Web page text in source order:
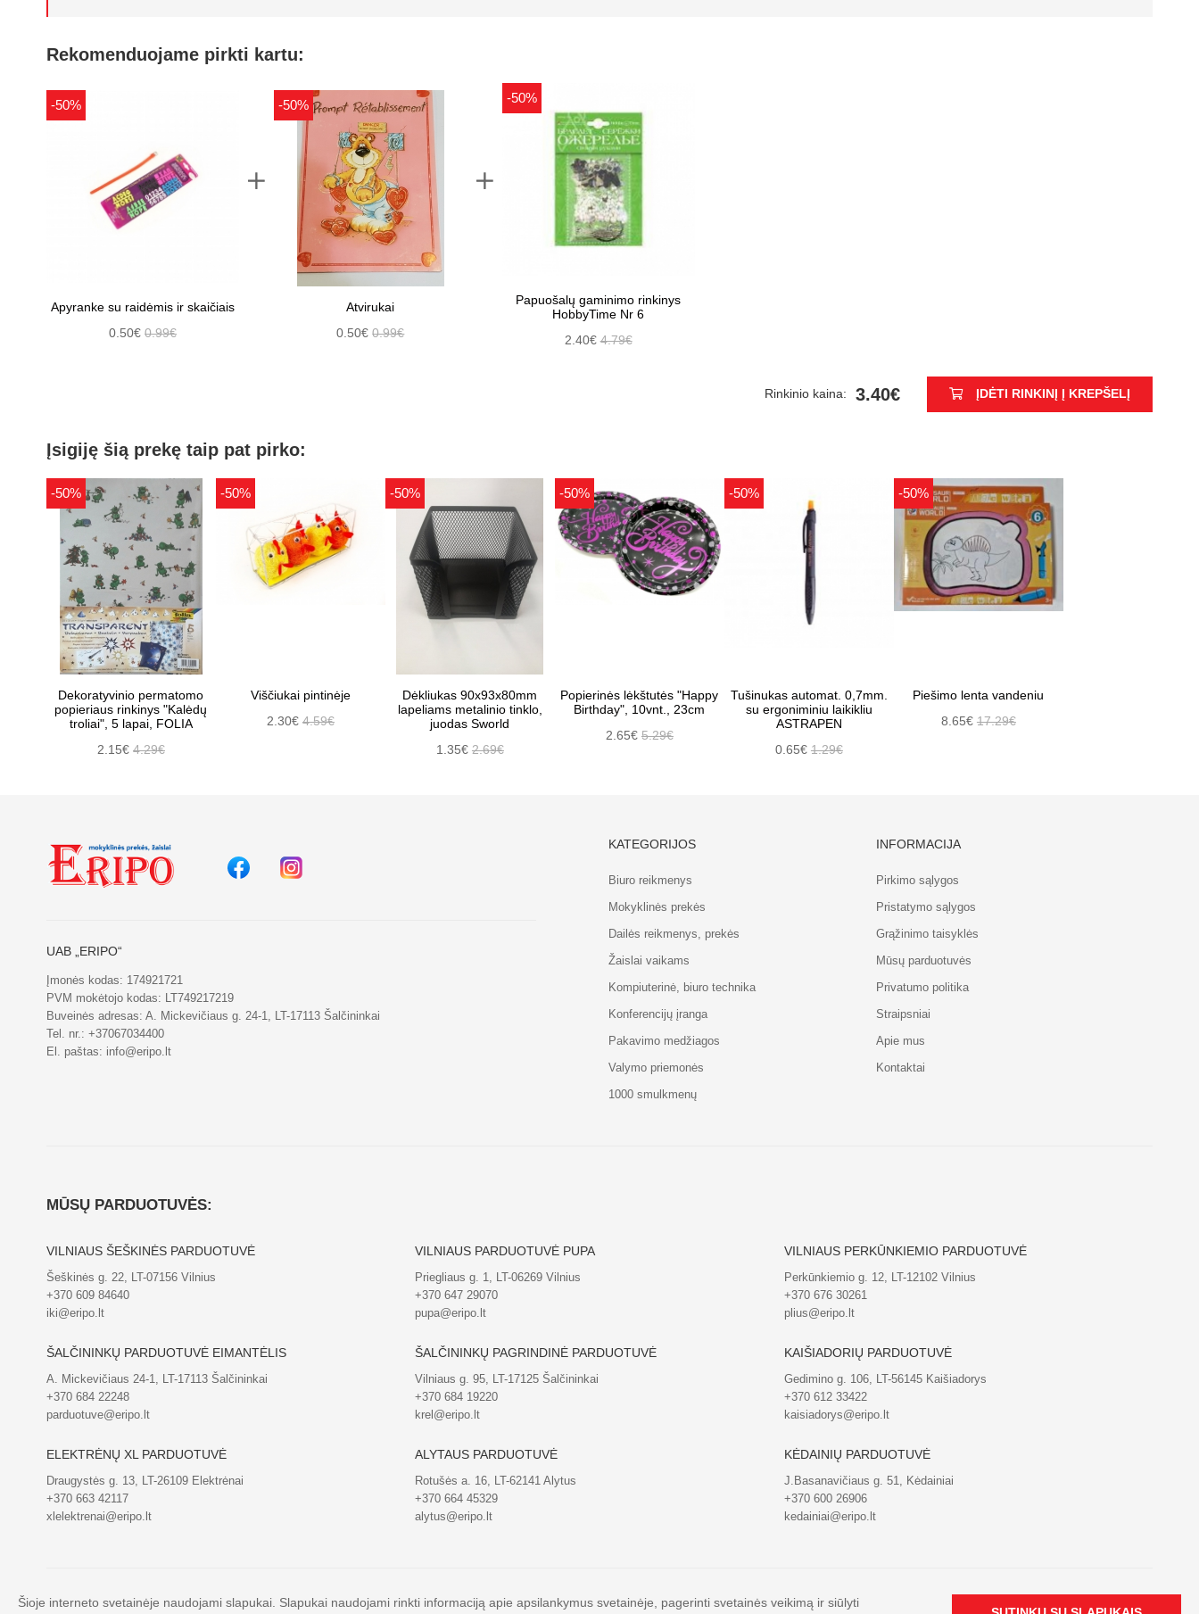
Rekomenduojame pirkti kartu:
-50%
Apyranke su raidėmis ir skaičiais
0.50€0.99€
-50%
Atvirukai
0.50€0.99€
-50%
Papuošalų gaminimo rinkinys
HobbyTime Nr 6
2.40€4.79€
Rinkinio kaina: 3.40€ ĮDĖTI RINKINĮ Į KREPŠELĮ
Įsigiję šią prekę taip pat pirko:
-50%
Dekoratyvinio permatomo
popieriaus rinkinys "Kalėdų
troliai", 5 lapai, FOLIA
2.15€ 4.29€
-50%
Viščiukai pintinėje
2.30€ 4.59€
-50%
Dėkliukas 90x93x80mm
lapeliams metalinio tinklo,
juodas Sworld
1.35€ 2.69€
-50%
Popierinės lėkštutės "Happy
Birthday", 10vnt., 23cm
2.65€ 5.29€
-50%
Tušinukas automat. 0,7mm.
su ergoniminiu laikikliu
ASTRAPEN
0.65€ 1.29€
-50%
Piešimo lenta vandeniu
8.65€ 17.29€
UAB „ERIPO“
Įmonės kodas: 174921721
PVM mokėtojo kodas: LT749217219
Buveinės adresas: A. Mickevičiaus g. 24-1, LT-17113 Šalčininkai
Tel. nr.: +37067034400
El. paštas: info@eripo.lt
KATEGORIJOS
Biuro reikmenys
Mokyklinės prekės
Dailės reikmenys, prekės
Žaislai vaikams
Kompiuterinė, biuro technika
Konferencijų įranga
Pakavimo medžiagos
Valymo priemonės
1000 smulkmenų
INFORMACIJA
Pirkimo sąlygos
Pristatymo sąlygos
Grąžinimo taisyklės
Mūsų parduotuvės
Privatumo politika
Straipsniai
Apie mus
Kontaktai
MŪSŲ PARDUOTUVĖS:
VILNIAUS ŠEŠKINĖS PARDUOTUVĖ
Šeškinės g. 22, LT-07156 Vilnius
+370 609 84640
iki@eripo.lt
VILNIAUS PARDUOTUVĖ PUPA
Priegliaus g. 1, LT-06269 Vilnius
+370 647 29070
pupa@eripo.lt
VILNIAUS PERKŪNKIEMIO PARDUOTUVĖ
Perkūnkiemio g. 12, LT-12102 Vilnius
+370 676 30261
plius@eripo.lt
ŠALČININKŲ PARDUOTUVĖ EIMANTĖLIS
A. Mickevičiaus 24-1, LT-17113 Šalčininkai
+370 684 22248
parduotuve@eripo.lt
ŠALČININKŲ PAGRINDINĖ PARDUOTUVĖ
Vilniaus g. 95, LT-17125 Šalčininkai
+370 684 19220
krel@eripo.lt
KAIŠIADORIŲ PARDUOTUVĖ
Gedimino g. 106, LT-56145 Kaišiadorys
+370 612 33422
kaisiadorys@eripo.lt
ELEKTRĖNŲ XL PARDUOTUVĖ
Draugystės g. 13, LT-26109 Elektrėnai
+370 663 42117
xlelektrenai@eripo.lt
ALYTAUS PARDUOTUVĖ
Rotušės a. 16, LT-62141 Alytus
+370 664 45329
alytus@eripo.lt
KĖDAINIŲ PARDUOTUVĖ
J.Basanavičiaus g. 51, Kėdainiai
+370 600 26906
kedainiai@eripo.lt
© UAB Eripo 2026. Visos teisės saugomos
Šioje interneto svetainėje naudojami slapukai. Slapukai naudojami rinkti informaciją apie apsilankymus svetainėje, pagerinti svetainės veikimą ir siūlyti